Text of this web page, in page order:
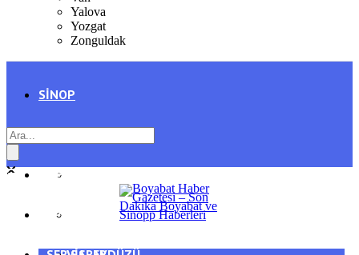
Yalova
Yozgat
Zonguldak
SINOP
AYANCIK
GENEL
SPOR